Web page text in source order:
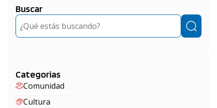
Buscar
Buscar
Categorias
Comunidad
Cultura